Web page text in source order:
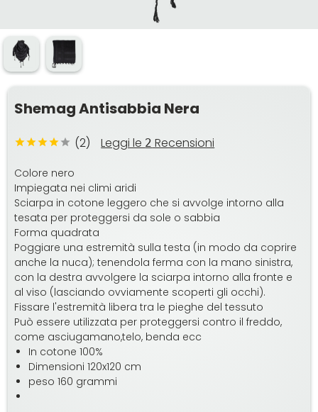
Shemag Antisabbia Nera
(2) Leggi le 2 Recensioni
Colore nero
Impiegata nei climi aridi
Sciarpa in cotone leggero che si avvolge intorno alla
tesata per proteggersi da sole o sabbia
Forma quadrata
Poggiare una estremità sulla testa (in modo da coprire
anche la nuca); tenendola ferma con la mano sinistra,
con la destra avvolgere la sciarpa intorno alla fronte e
al viso (lasciando ovviamente scoperti gli occhi).
Fissare l'estremità libera tra le pieghe del tessuto
Può essere utilizzata per proteggersi contro il freddo,
come asciugamano,telo, benda ecc
In cotone 100%
Dimensioni 120x120 cm
peso 160 grammi